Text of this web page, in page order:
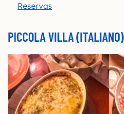
Reservas
PICCOLA VILLA (ITALIANO)